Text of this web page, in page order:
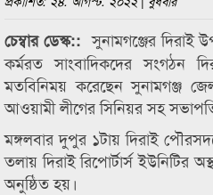
চেম্বার ডেস্ক::সুনামগঞ্জের দিরাই
কর্মরত সাংবাদিকদের সংগঠন
মতবিনিময় করেছেন সুনামগঞ্জ
আওয়ামী লীগের সিনিয়র সহ
মঙ্গলবার দুপুর ১টায় দিরাই
তলায় দিরাই রিপোর্টার্স ইউনিটির
অনুষ্ঠিত হয়।